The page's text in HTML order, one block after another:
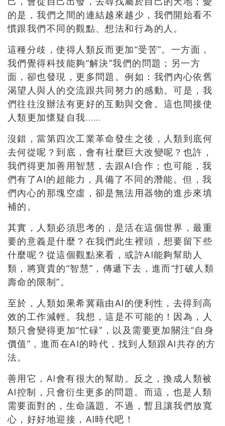
的是，我們之間的連結越來越少， 我們開始看不
慣跟我們不同的觀點、想法和行為的人。
這種分歧，使得人類反而更加“受苦”。一方面，
我們覺得科技能夠“解決”我們的問題；另一方
面，卻也發現， 更多問題。例如： 我們內心依舊
渴望人與人的交流跟共同努力的感動。可是， 我
們往往沒辦法有更好的互動與交會。這也間接使
人類更加懷疑自我……
沒錯，當第四次工業革命發生之後，人類到底何
去何從呢？到底， 會有社麼巨大改變呢？也許，
我們得更加善用智慧，去跟AI合作；也可能，我
們有了AI的超能力，具備了不同的潛能。但，我
們內心的那塊空虛，卻是無法用器物的進步來填
補的。
其實，人類必須思考的，是活在這個世界，最重
要的意義是什麼？ 在我們此生裡頭，想要留下些
什麼呢？從這個觀點來看，或許AI能夠幫助人
類，將寶貴的“智慧”，傳遞下去，進而“打破人類
壽命的限制”。
至於，人類如果希冀藉由AI的便利性，去得到高
效的工作減輕。我想，這是不可能的！因為，人
類只會變得更加“忙碌”， 以及需要更加關注“自身
價值”，進而在AI的時代， 找到人類跟AI共存的方
法。
善用它，AI會有很大的幫助。反之，換成人類被
AI控制， 只會衍生更多的問題。而這，也是人類
需要面對的，生命議題。 不過，暫且讓我們放寬
心，好好地迎接，AI時代吧！